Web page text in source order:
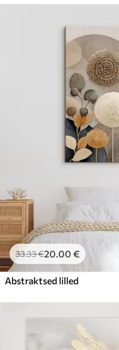
33.33€20.00 €
Abstraktsed lilled